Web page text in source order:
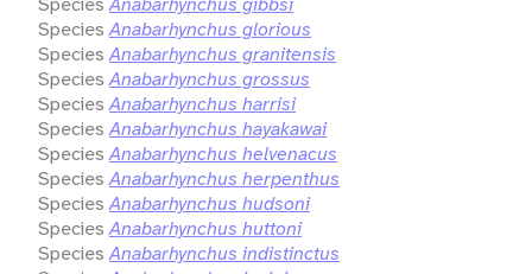
Species Anabarhynchus glorious
Species Anabarhynchus granitensis
Species Anabarhynchus grossus
Species Anabarhynchus harrisi
Species Anabarhynchus hayakawai
Species Anabarhynchus helvenacus
Species Anabarhynchus herpenthus
Species Anabarhynchus hudsoni
Species Anabarhynchus huttoni
Species Anabarhynchus indistinctus